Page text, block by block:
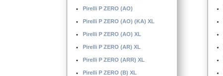
Pirelli P ZERO (AO)
Pirelli P ZERO (AO) (KA) XL
Pirelli P ZERO (AO) XL
Pirelli P ZERO (AR) XL
Pirelli P ZERO (ARR) XL
Pirelli P ZERO (B) XL